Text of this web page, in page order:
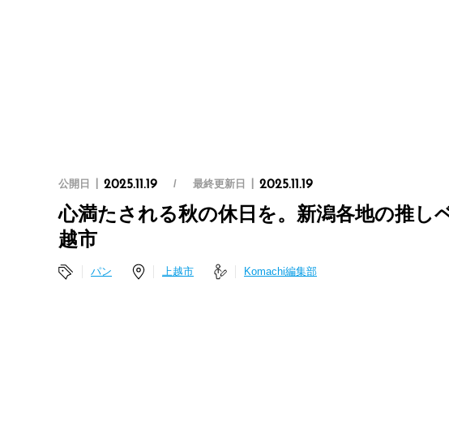
公開日 2025.11.19 最終更新日 2025.11.19
心満たされる秋の休日を。新潟各地の推し
越市
パン 上越市 Komachi編集部